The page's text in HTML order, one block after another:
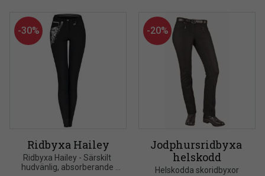
Ridbyxa Hailey
Ridbyxa Hailey - Särskilt
hudvänlig, absorberande
30%
Jodphursridbyxa
helskodd
Helskodda skoridbyxor
20%